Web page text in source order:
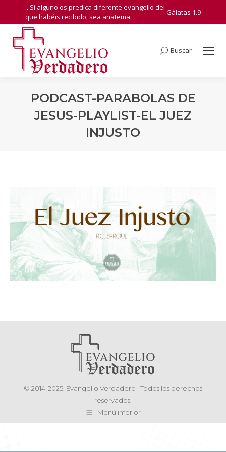
...Si alguno os predica diferente evangelio del
que habéis recibido, sea anatema.
Gálatas 1.9
Search:
Buscar
PODCAST-PARABOLAS DE
JESUS-PLAYLIST-EL JUEZ
INJUSTO
© 2014-2025. Evangelio Verdadero | Todos los derechos
reservados.
Menú inferior